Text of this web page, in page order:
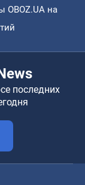
OBOZ.UA на
последних